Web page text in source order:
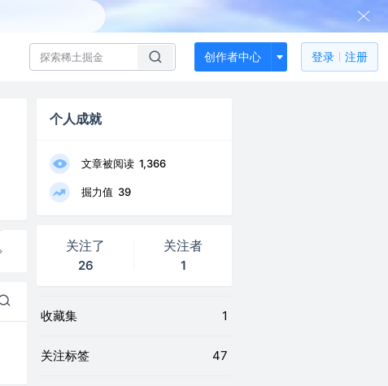
创作者中心 登录 注册
个人成就
文章被阅读 1,366
掘力值 39
关注了
26
关注者
1
收藏集 1
关注标签 47